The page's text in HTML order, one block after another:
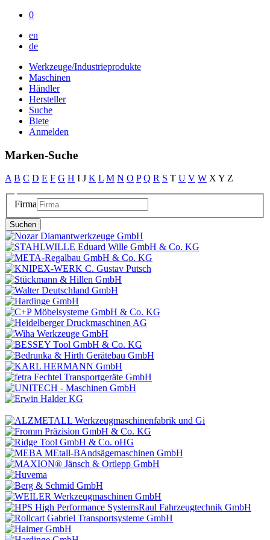
0
en
de
Werkzeuge/Industrieprodukte
Maschinen
Händler
Hersteller
Suche
Biete
Anmelden
Marken-Suche
A B C D E F G H I J K L M N O P Q R S T U V W XY Z
Firma
Suchen